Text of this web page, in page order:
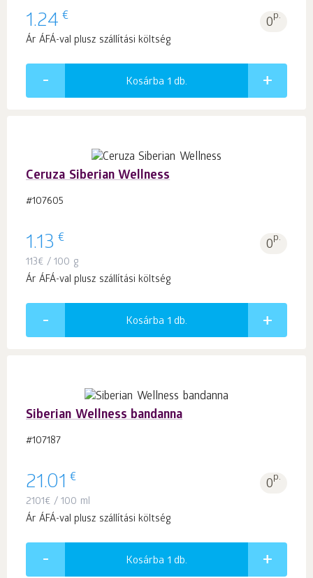
1.24 € 0p.
Ár ÁFÁ-val plusz szállítási költség
Kosárba 1 db.
Ceruza Siberian Wellness
#107605
1.13 € 0p.
113€ / 100 g
Ár ÁFÁ-val plusz szállítási költség
Kosárba 1 db.
Siberian Wellness bandanna
#107187
21.01 € 0p.
2101€ / 100 ml
Ár ÁFÁ-val plusz szállítási költség
Kosárba 1 db.